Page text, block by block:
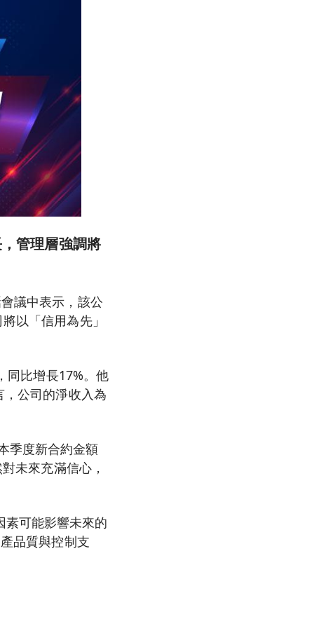
管理層強調將
議中表示，該公
以「信用為先」
同比增長17%。他
公司的淨收入為
季度新合約金額
未來充滿信心，
素可能影響未來的
品質與控制支